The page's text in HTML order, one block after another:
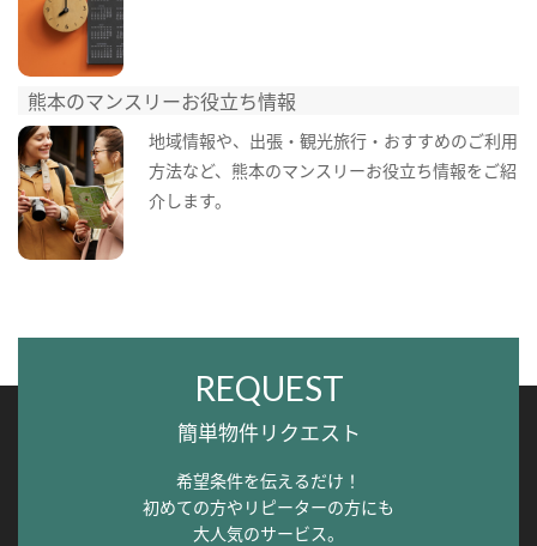
熊本のマンスリーお役立ち情報
地域情報や、出張・観光旅行・おすすめのご利用
方法など、熊本のマンスリーお役立ち情報をご紹
介します。
REQUEST
簡単物件リクエスト
希望条件を伝えるだけ！
初めての方やリピーターの方にも
大人気のサービス。